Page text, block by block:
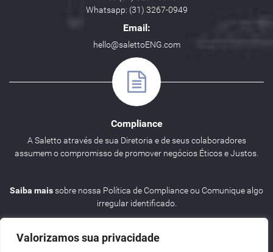
Valorizamos sua privacidade
Whatsapp: (31) 3267-0949
Email:
hello@salettoENG.com
Compliance
A Saletto através de sua Diretoria e de seus colaboradores
assumem o compromisso de promover negócios Éticos e Justos.
Saiba maissobre nossa Política de Compliance ou Comunique algo
irregular identificado.